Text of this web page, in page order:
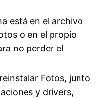
está en el archivo
o en el propio
no perder el
Fotos, junto
y drivers,